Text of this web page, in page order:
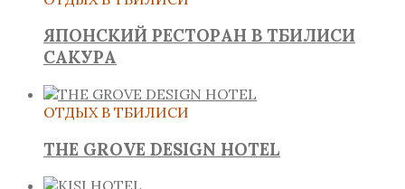
ЯПОНСКИЙ РЕСТОРАН В ТБИЛИСИ
САКУРА
ОТДЫХ В ТБИЛИСИ
THE GROVE DESIGN HOTEL